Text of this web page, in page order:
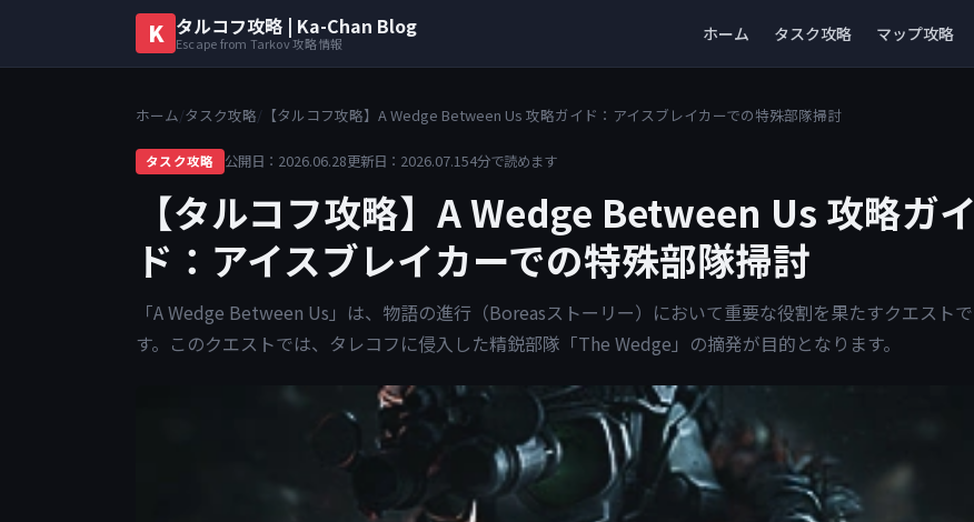
K タルコフ攻略 | Ka-Chan Blog
Escape from Tarkov 攻略情報 ホーム タスク攻略 マップ攻略
ホーム/タスク攻略/ 【タルコフ攻略】A Wedge Between Us 攻略ガイド：アイスブレイカーでの特殊部隊掃討
タスク攻略 公開日：2026.06.28更新日：2026.07.154分で読めます
【タルコフ攻略】A Wedge Between Us 攻略ガイ
ド：アイスブレイカーでの特殊部隊掃討
「A Wedge Between Us」は、物語の進行（Boreasストーリー）において重要な役割を果たすクエストで
す。このクエストでは、タレコフに侵入した精鋭部隊「The Wedge」の摘発が目的となります。